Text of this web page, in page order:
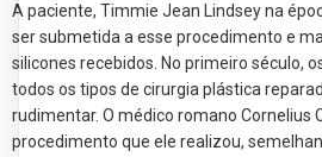
A paciente, Timmie Jean Lindsey na
ser submetida a esse procedimento e
silicones recebidos. No primeiro século,
todos os tipos de cirurgia plástica
rudimentar. O médico romano Cornelius
procedimento que ele realizou,